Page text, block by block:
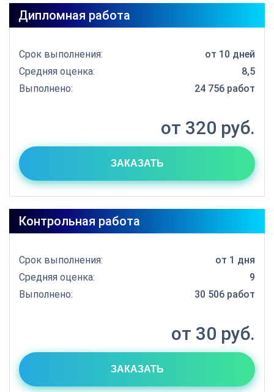
Дипломная работа
Срок выполнения:
от 10 дней
Средняя оценка:
8,5
Выполнено:
24 756 работ
от 320 руб.
ЗАКАЗАТЬ
Контрольная работа
Срок выполнения:
от 1 дня
Средняя оценка:
9
Выполнено:
30 506 работ
от 30 руб.
ЗАКАЗАТЬ